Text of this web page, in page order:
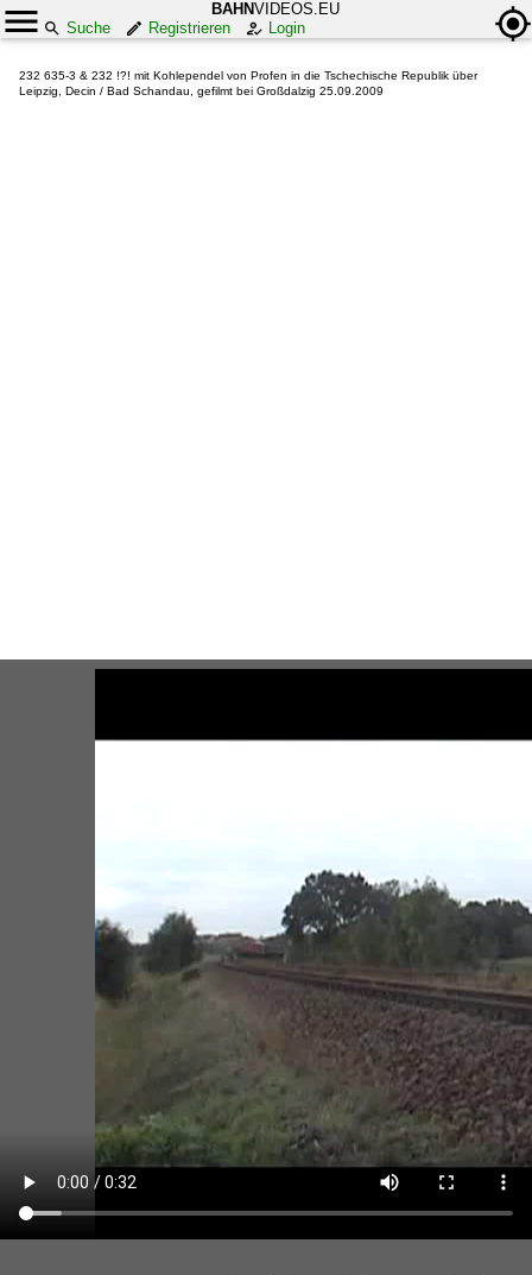
BAHNVIDEOS.EU
Suche
Registrieren Login
232 635-3 & 232 !?! mit Kohlependel von Profen in die Tschechische Republik über
Leipzig, Decin / Bad Schandau, gefilmt bei Großdalzig 25.09.2009